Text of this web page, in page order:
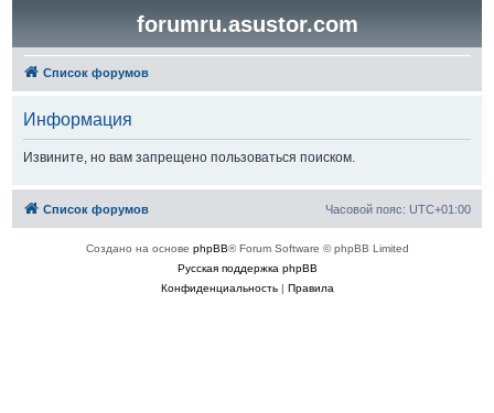
forumru.asustor.com
Список форумов
Информация
Извините, но вам запрещено пользоваться поиском.
Список форумов Часовой пояс: UTC+01:00
Создано на основе phpBB® Forum Software © phpBB Limited
Русская поддержка phpBB
Конфиденциальность| Правила